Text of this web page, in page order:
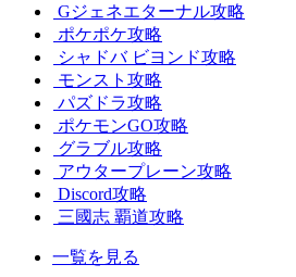
Gジェネエターナル攻略
ポケポケ攻略
シャドバ ビヨンド攻略
モンスト攻略
パズドラ攻略
ポケモンGO攻略
グラブル攻略
アウタープレーン攻略
Discord攻略
三國志 覇道攻略
一覧を見る